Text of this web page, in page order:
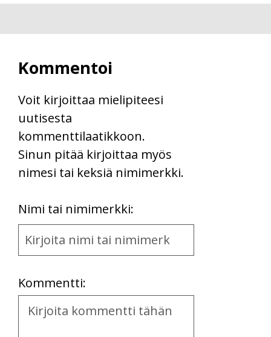
Kommentoi
Voit kirjoittaa mielipiteesi
uutisesta
kommenttilaatikkoon.
Sinun pitää kirjoittaa myös
nimesi tai keksiä nimimerkki.
Nimi tai nimimerkki:
Name
and
Kommentti:
Kommentti